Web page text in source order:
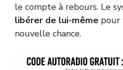
le compte à rebours. Le
libérer de lui-même pour
nouvelle chance.